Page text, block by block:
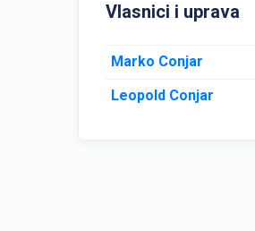
Vlasnici i uprava
Marko Conjar
Leopold Conjar